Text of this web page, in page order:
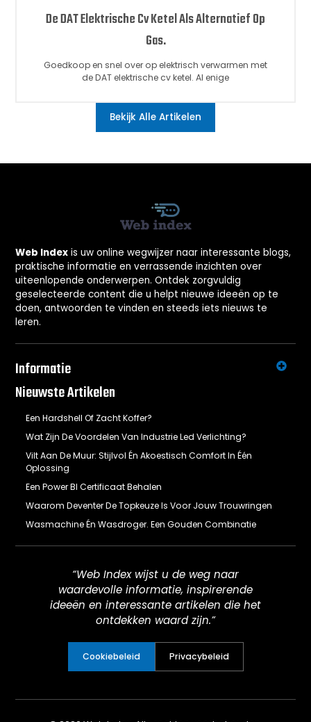
De DAT Elektrische Cv Ketel Als Alternatief Op
Gas.
Goedkoop en snel over op elektrisch verwarmen met
de DAT elektrische cv ketel. Al enige
Bekijk Alle Artikelen
Web Index is uw online wegwijzer naar interessante blogs,
praktische informatie en verrassende inzichten over
uiteenlopende onderwerpen. Ontdek zorgvuldig
geselecteerde content die u helpt nieuwe ideeën op te
doen, antwoorden te vinden en steeds iets nieuws te
leren.
Informatie
Nieuwste Artikelen
Een Hardshell Of Zacht Koffer?
Wat Zijn De Voordelen Van Industrie Led Verlichting?
Vilt Aan De Muur: Stijlvol Én Akoestisch Comfort In Één
Oplossing
Een Power BI Certificaat Behalen
Waarom Deventer De Topkeuze Is Voor Jouw Trouwringen
Wasmachine Én Wasdroger. Een Gouden Combinatie
“Web Index wijst u de weg naar
waardevolle informatie, inspirerende
ideeën en interessante artikelen die het
ontdekken waard zijn.”
Cookiebeleid Privacybeleid